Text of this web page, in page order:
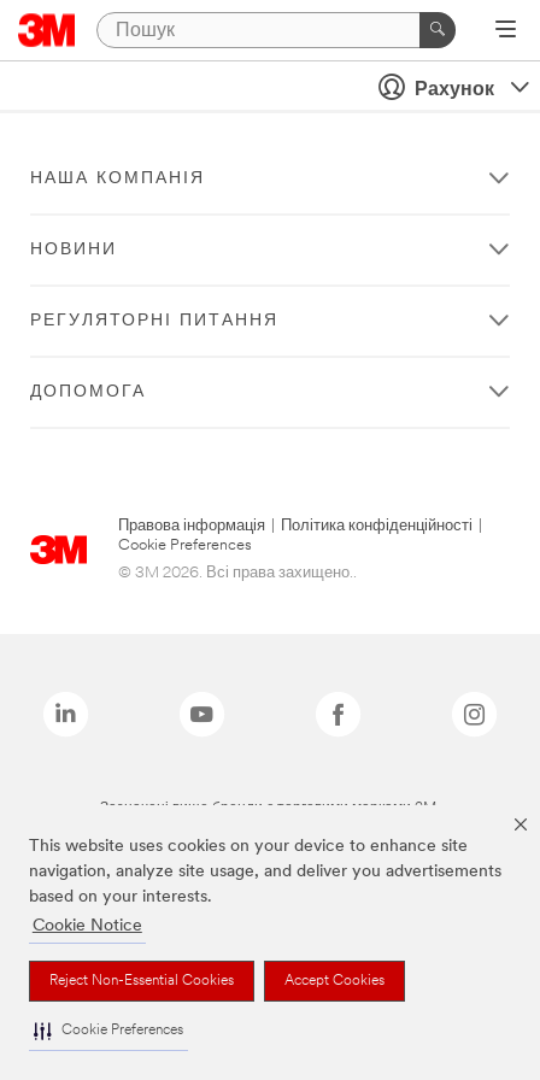
This website uses cookies on your device to enhance site
navigation, analyze site usage, and deliver you advertisements
based on your interests.
Cookie Notice
Reject Non-Essential Cookies Accept Cookies
Cookie Preferences
Рахунок
НАША КОМПАНІЯ
НОВИНИ
РЕГУЛЯТОРНІ ПИТАННЯ
ДОПОМОГА
Правова інформація Політика конфіденційності
Cookie Preferences
© 3M 2026. Всі права захищено..
Зазначені вище бренди є торговими марками 3M.